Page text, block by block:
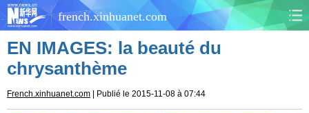
french.xinhuanet.com
CHINE MONDE
EN IMAGES: la beauté du
chrysanthème
French.xinhuanet.com | Publié le 2015-11-08 à 07:44